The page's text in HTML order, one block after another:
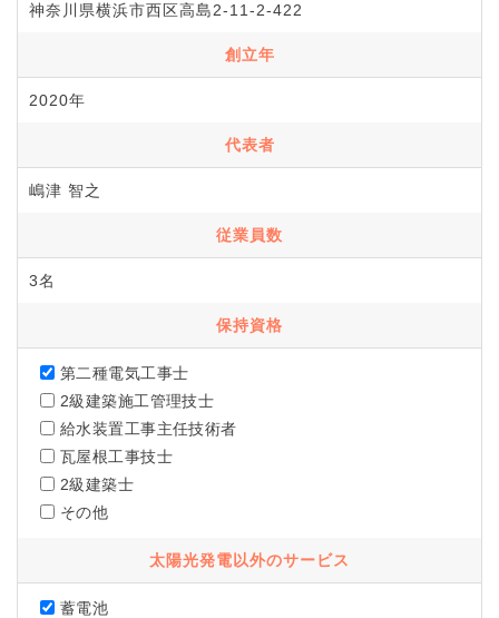
神奈川県横浜市西区高島2-11-2-422
創立年
2020年
代表者
嶋津 智之
従業員数
3名
保持資格
第二種電気工事士
2級建築施工管理技士
給水装置工事主任技術者
瓦屋根工事技士
2級建築士
その他
太陽光発電以外のサービス
蓄電池